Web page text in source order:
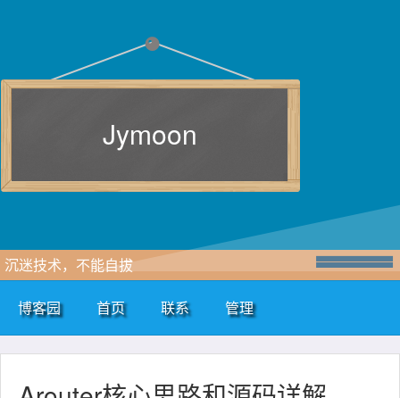
Jymoon
沉迷技术，不能自拔
博客园 首页 联系 管理